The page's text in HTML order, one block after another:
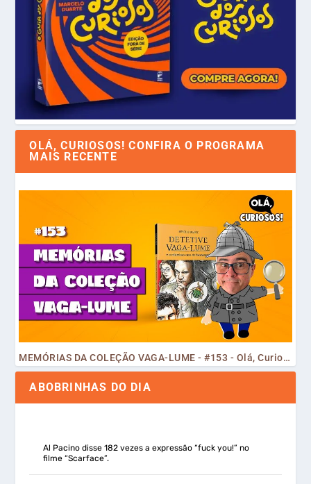
OLÁ, CURIOSOS! CONFIRA O PROGRAMA
MAIS RECENTE
MEMÓRIAS DA COLEÇÃO VAGA-LUME - #153 - Olá, Curiosos! 2023
ABOBRINHAS DO DIA
Al Pacino disse 182 vezes a expressão “fuck you!” no
filme “Scarface”.